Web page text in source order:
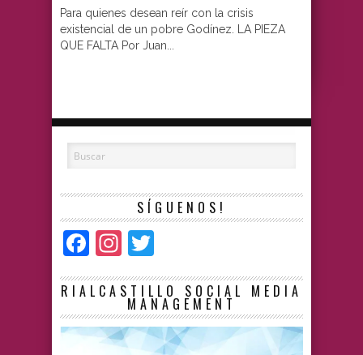
Para quienes desean reír con la crisis
existencial de un pobre Godínez. LA PIEZA
QUE FALTA Por Juan...
SÍGUENOS!
Facebook
Instagram
RIALCASTILLO SOCIAL MEDIA
MANAGEMENT